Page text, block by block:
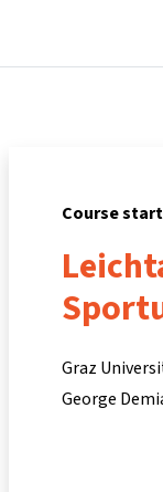
Course
Graz
George